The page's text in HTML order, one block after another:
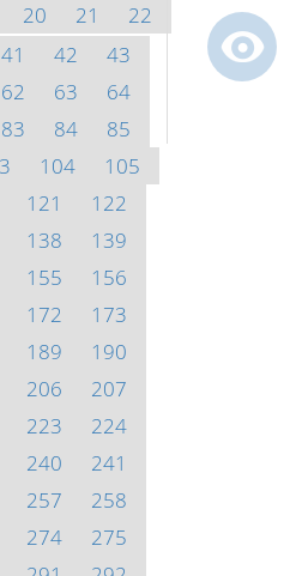
20 21
22
41 42
43
62 63
64
83 84
85
104
105
121
122
138
139
155
156
172
173
189
190
206
207
223
224
240
241
257
258
274
275